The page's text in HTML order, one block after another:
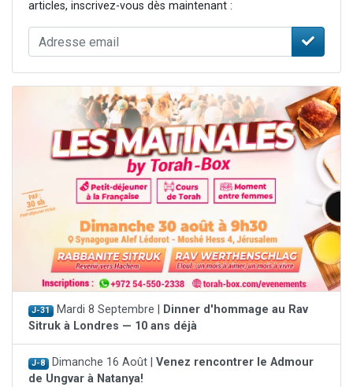
articles, inscrivez-vous dès maintenant :
J-31 Mardi 8 Septembre |
Dinner d'hommage au Rav
Sitruk à Londres — 10 ans déjà
J-8 Dimanche 16 Août | Venez rencontrer le Admour
de Ungvar à Natanya!